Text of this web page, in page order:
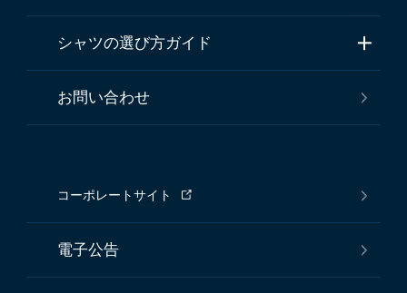
シャツの選び方ガイド
お問い合わせ
コーポレートサイト
電子公告